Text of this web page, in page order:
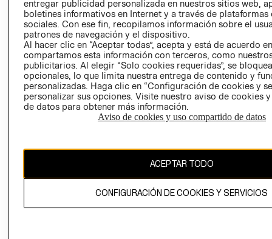
AVISO DE
COOKIES
El contenido de esta página web está protegido por copyright y es
entregar publicidad personalizada en nuestros sitios web,
boletines informativos en Internet y a través de plataformas
sociales. Con ese fin, recopilamos información sobre el
patrones de navegación y el dispositivo.
Al hacer clic en “Aceptar todas”, acepta y está de acuerdo
compartamos esta información con terceros, como
publicitarios. Al elegir “Solo cookies requeridas”, se
opcionales, lo que limita nuestra entrega de contenido y
personalizadas. Haga clic en “Configuración de cookies y
personalizar sus opciones. Visite nuestro aviso de cookies
de datos para obtener más información.
Aviso de cookies y uso compartido de datos
ACEPTAR TODO
CONFIGURACIÓN DE COOKIES Y SERVICIOS